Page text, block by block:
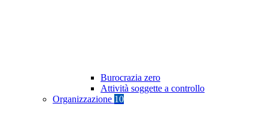
Burocrazia zero
Attività soggette a controllo
Organizzazione 10